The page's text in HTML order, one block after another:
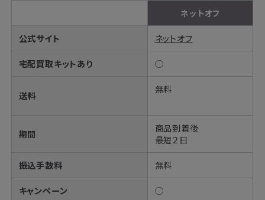
ネットオフ
公式サイト ネットオフ
宅配買取キットあり ◯
送料
無料
期間
商品到着後
最短２日
振込手数料 無料
キャンペーン ◯